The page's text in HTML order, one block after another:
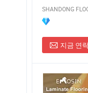
SHANDONG
지금 연